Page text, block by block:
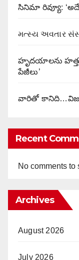
సినిమా రివ్యూ: ‘అదే
મત્સ્ય અવતાર
హృదయాలను
పేజీలు’
వారితో
Recent
No comments to
Archives
August 2026
July 2026